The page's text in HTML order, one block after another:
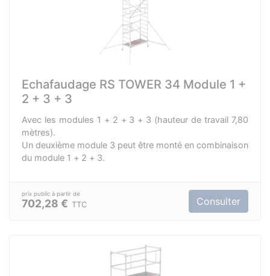
Echafaudage RS TOWER 34 Module 1 +
2 + 3 + 3
Avec les modules 1 + 2 + 3 + 3 (hauteur de travail 7,80
mètres).
Un deuxième module 3 peut être monté en combinaison
du module 1 + 2 + 3.
702,28 € TTC Consulter